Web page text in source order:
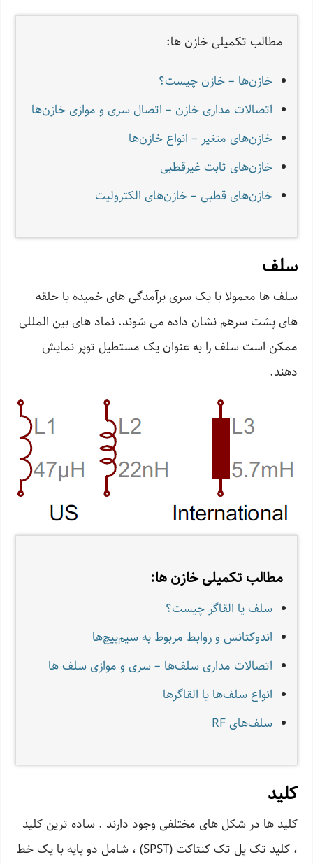
مطالب تکمیلی خازن ها:
خازن‌ها – خازن چیست؟
اتصالات مداری خازن‌ – اتصال سری و موازی خازن‌ها
خازن‌های متغیر – انواع خازن‌ها
خازن‌های ثابت غیرقطبی
خازن‌های قطبی – خازن‌های الکترولیت
سلف
سلف ها معمولا با یک سری برآمدگی های خمیده یا حلقه
های پشت سرهم نشان داده می شوند. نماد های بین المللی
ممکن است سلف را به عنوان یک مستطیل توپر نمایش
دهند.
مطالب تکمیلی خازن ها:
سلف یا القاگر چیست؟
اندوکتانس و روابط مربوط به سیم‌پیچ‌ها
اتصالات مداری سلف‌ها – سری و موازی سلف ها
انواع سلف‌ها یا القاگرها
سلف‌های RF
کلید
کلید ها در شکل های مختلفی وجود دارند . ساده ترین کلید
، کلید تک پل تک کنتاکت (SPST) ، شامل دو پایه با یک خط